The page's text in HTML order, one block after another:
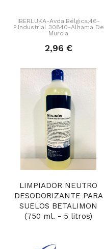
IBERLUKA-Avda.Bélgica,46-
P.Industrial 30840-Alhama De
Murcia
2,96 €
LIMPIADOR NEUTRO
DESODORIZANTE PARA
SUELOS BETALIMON
(750 ml. - 5 litros)